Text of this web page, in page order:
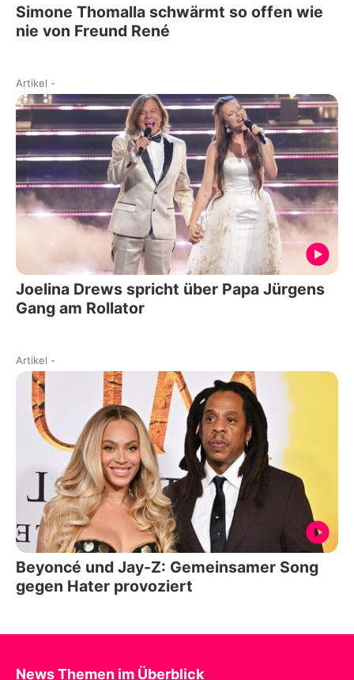
Simone Thomalla schwärmt so offen wie
nie von Freund René
Artikel -
Joelina Drews spricht über Papa Jürgens
Gang am Rollator
Artikel -
Beyoncé und Jay-Z: Gemeinsamer Song
gegen Hater provoziert
News Themen im Überblick